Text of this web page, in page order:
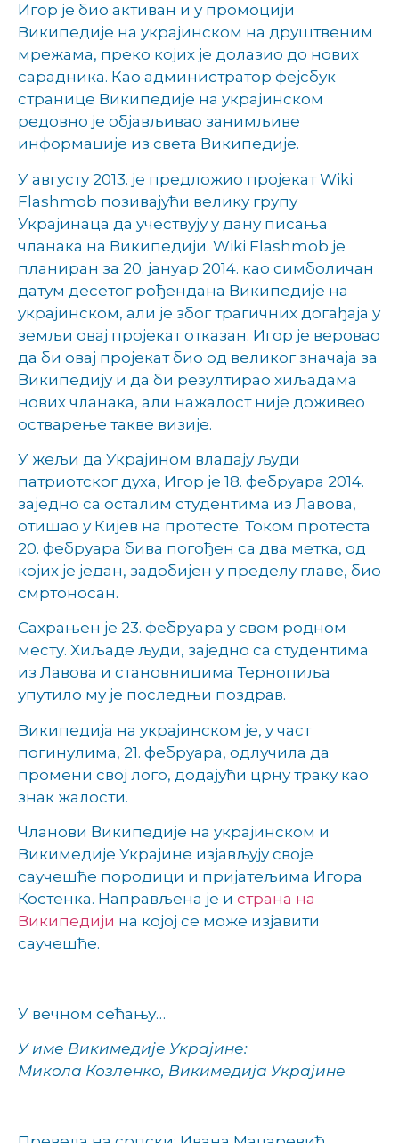
Игор је био активан и у промоцији
Википедије на украјинском на друштвеним
мрежама, преко којих је долазио до нових
сарадника. Као администратор фејсбук
странице Википедије на украјинском
редовно је објављивао занимљиве
информације из света Википедије.
У августу 2013. је предложио пројекат Wiki
Flashmob позивајући велику групу
Украјинаца да учествују у дану писања
чланака на Википедији. Wiki Flashmob је
планиран за 20. јануар 2014. као симболичан
датум десетог рођендана Википедије на
украјинском, али је због трагичних догађаја у
земљи овај пројекат отказан. Игор је веровао
да би овај пројекат био од великог значаја за
Википедију и да би резултирао хиљадама
нових чланака, али нажалост није доживео
остварење такве визије.
У жељи да Украјином владају људи
патриотског духа, Игор је 18. фебруара 2014.
заједно са осталим студентима из Лавова,
отишао у Кијев на протесте. Током протеста
20. фебруара бива погођен са два метка, од
којих је један, задобијен у пределу главе, био
смртоносан.
Сахрањен је 23. фебруара у свом родном
месту. Хиљаде људи, заједно са студентима
из Лавова и становницима Тернопиља
упутило му је последњи поздрав.
Википедија на украјинском је, у част
погинулима, 21. фебруара, одлучила да
промени свој лого, додајући црну траку као
знак жалости.
Чланови Википедије на украјинском и
Викимедије Украјине изјављују своје
саучешће породици и пријатељима Игора
Костенка. Направљена је и страна на
Википедији на којој се може изјавити
саучешће.
У вечном сећању…
У име Викимедије Украјине:
Микола Козленко, Викимедија Украјине